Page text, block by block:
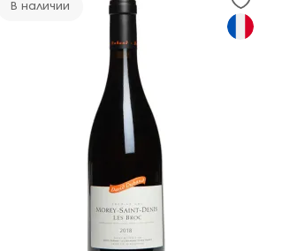
В наличии